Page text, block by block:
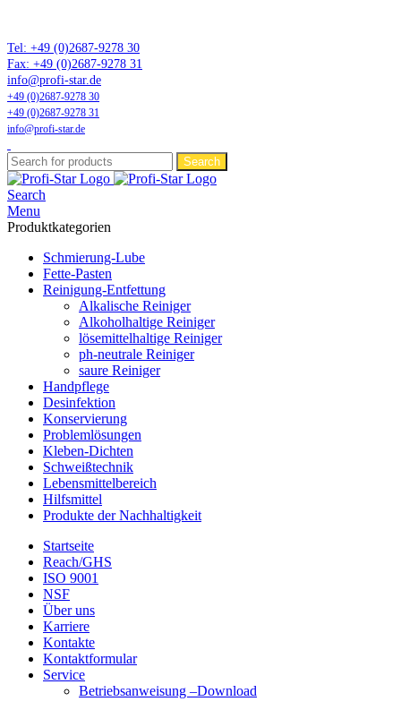
Tel: +49 (0)2687-9278 30
Fax: +49 (0)2687-9278 31
info@profi-star.de
+49 (0)2687-9278 30
+49 (0)2687-9278 31
info@profi-star.de
Search
Search
Menu
Produktkategorien
Schmierung-Lube
Fette-Pasten
Reinigung-Entfettung
Alkalische Reiniger
Alkoholhaltige Reiniger
lösemittelhaltige Reiniger
ph-neutrale Reiniger
saure Reiniger
Handpflege
Desinfektion
Konservierung
Problemlösungen
Kleben-Dichten
Schweißtechnik
Lebensmittelbereich
Hilfsmittel
Produkte der Nachhaltigkeit
Startseite
Reach/GHS
ISO 9001
NSF
Über uns
Karriere
Kontakte
Kontaktformular
Service
Betriebsanweisung –Download